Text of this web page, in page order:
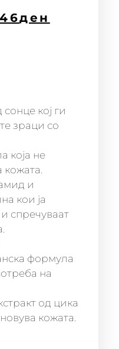
ден
кој ги
зраци со
која не
кожата.
и
кои ја
спречуваат
формула
на
од цика
кожата.